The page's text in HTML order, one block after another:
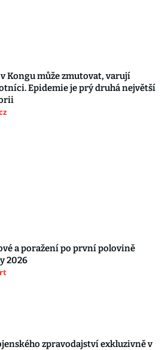
Kongu může zmutovat, varují
Epidemie je prý druhá největší
a poražení po první polovině
2026
zpravodajství exkluzivně v